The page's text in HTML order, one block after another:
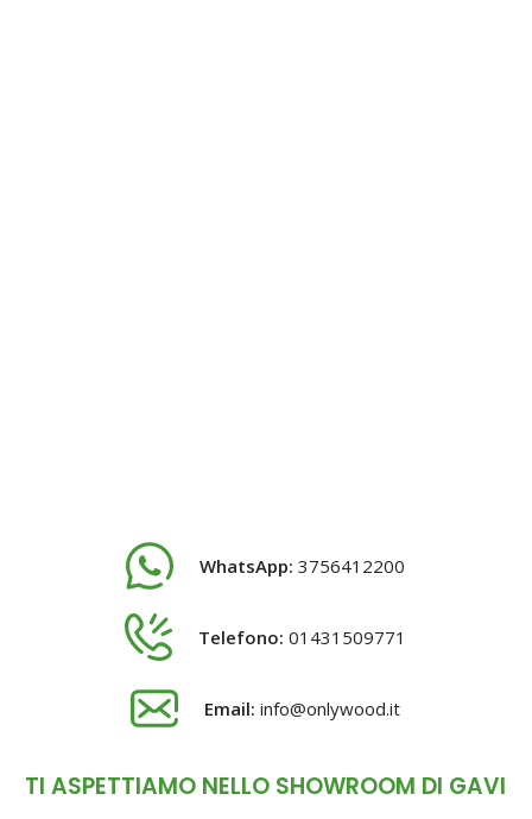
WhatsApp: 3756412200
Telefono: 01431509771
Email: info@onlywood.it
TI ASPETTIAMO NELLO SHOWROOM DI GAVI